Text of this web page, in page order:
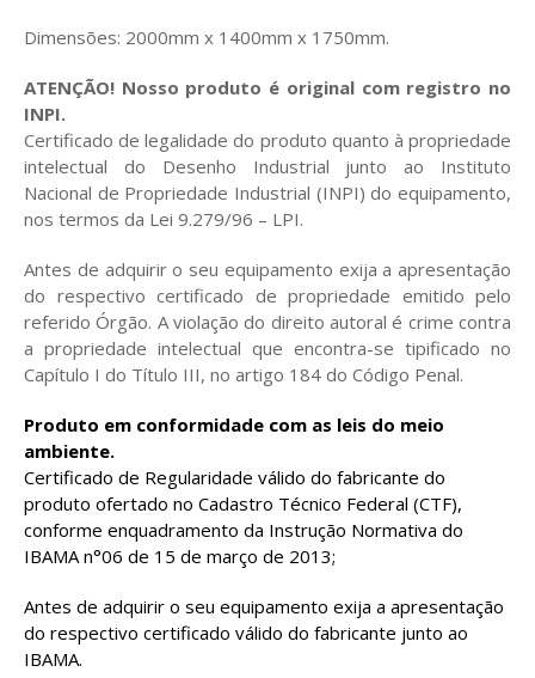
Dimensões: 2000mm x 1400mm x 1750mm.
ATENÇÃO! Nosso produto é original com registro no
INPI.
Certificado de legalidade do produto quanto à propriedade
intelectual do Desenho Industrial junto ao Instituto
Nacional de Propriedade Industrial (INPI) do equipamento,
nos termos da Lei 9.279/96 – LPI.
Antes de adquirir o seu equipamento exija a apresentação
do respectivo certificado de propriedade emitido pelo
referido Órgão. A violação do direito autoral é crime contra
a propriedade intelectual que encontra-se tipificado no
Capítulo I do Título III, no artigo 184 do Código Penal.
Produto em conformidade com as leis do meio
ambiente.
Certificado de Regularidade válido do fabricante do
produto ofertado no Cadastro Técnico Federal (CTF),
conforme enquadramento da Instrução Normativa do
IBAMA n°06 de 15 de março de 2013;
Antes de adquirir o seu equipamento exija a apresentação
do respectivo certificado válido do fabricante junto ao
IBAMA.